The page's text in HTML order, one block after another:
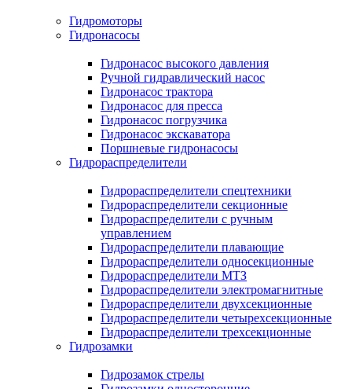
Гидромоторы
Гидронасосы
Гидронасос высокого давления
Ручной гидравлический насос
Гидронасос трактора
Гидронасос для пресса
Гидронасос погрузчика
Гидронасос экскаватора
Поршневые гидронасосы
Гидрораспределители
Гидрораспределители спецтехники
Гидрораспределители секционные
Гидрораспределители с ручным
управлением
Гидрораспределители плавающие
Гидрораспределители односекционные
Гидрораспределители МТЗ
Гидрораспределители электромагнитные
Гидрораспределители двухсекционные
Гидрораспределители четырехсекционные
Гидрораспределители трехсекционные
Гидрозамки
Гидрозамок стрелы